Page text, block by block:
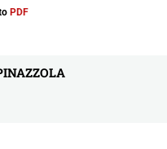
PDF